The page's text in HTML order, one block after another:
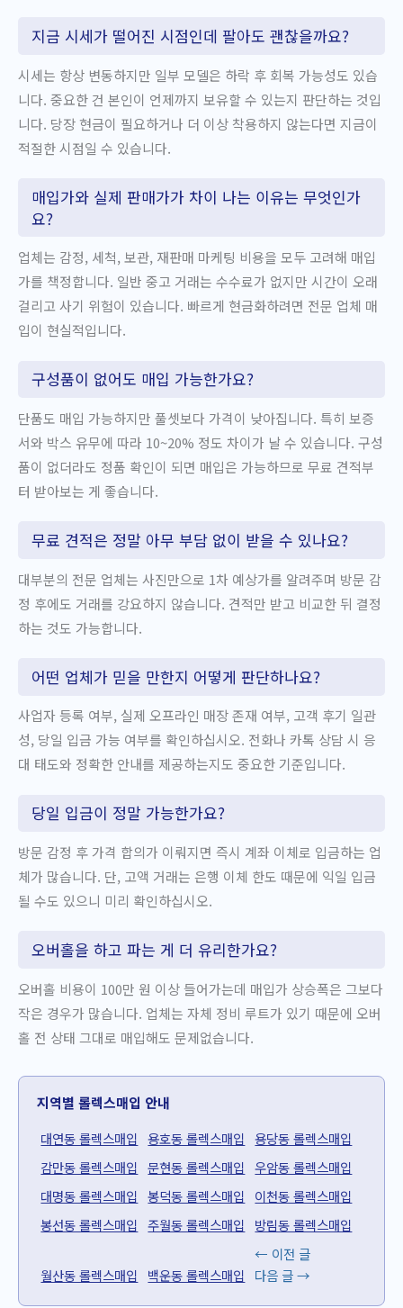
지금 시세가 떨어진 시점인데 팔아도 괜찮을까요?
시세는 항상 변동하지만 일부 모델은 하락 후 회복 가능성도 있습
니다. 중요한 건 본인이 언제까지 보유할 수 있는지 판단하는 것입
니다. 당장 현금이 필요하거나 더 이상 착용하지 않는다면 지금이
적절한 시점일 수 있습니다.
매입가와 실제 판매가가 차이 나는 이유는 무엇인가
요?
업체는 감정, 세척, 보관, 재판매 마케팅 비용을 모두 고려해 매입
가를 책정합니다. 일반 중고 거래는 수수료가 없지만 시간이 오래
걸리고 사기 위험이 있습니다. 빠르게 현금화하려면 전문 업체 매
입이 현실적입니다.
구성품이 없어도 매입 가능한가요?
단품도 매입 가능하지만 풀셋보다 가격이 낮아집니다. 특히 보증
서와 박스 유무에 따라 10~20% 정도 차이가 날 수 있습니다. 구성
품이 없더라도 정품 확인이 되면 매입은 가능하므로 무료 견적부
터 받아보는 게 좋습니다.
무료 견적은 정말 아무 부담 없이 받을 수 있나요?
대부분의 전문 업체는 사진만으로 1차 예상가를 알려주며 방문 감
정 후에도 거래를 강요하지 않습니다. 견적만 받고 비교한 뒤 결정
하는 것도 가능합니다.
어떤 업체가 믿을 만한지 어떻게 판단하나요?
사업자 등록 여부, 실제 오프라인 매장 존재 여부, 고객 후기 일관
성, 당일 입금 가능 여부를 확인하십시오. 전화나 카톡 상담 시 응
대 태도와 정확한 안내를 제공하는지도 중요한 기준입니다.
당일 입금이 정말 가능한가요?
방문 감정 후 가격 합의가 이뤄지면 즉시 계좌 이체로 입금하는 업
체가 많습니다. 단, 고액 거래는 은행 이체 한도 때문에 익일 입금
될 수도 있으니 미리 확인하십시오.
오버홀을 하고 파는 게 더 유리한가요?
오버홀 비용이 100만 원 이상 들어가는데 매입가 상승폭은 그보다
작은 경우가 많습니다. 업체는 자체 정비 루트가 있기 때문에 오버
홀 전 상태 그대로 매입해도 문제없습니다.
지역별 롤렉스매입 안내
대연동 롤렉스매입 용호동 롤렉스매입 용당동 롤렉스매입
감만동 롤렉스매입 문현동 롤렉스매입 우암동 롤렉스매입
대명동 롤렉스매입 봉덕동 롤렉스매입
이천동 롤렉스매입
봉선동 롤렉스매입 주월동 롤렉스매입 방림동 롤렉스매입
월산동 롤렉스매입 백운동 롤렉스매입
← 이전 글
다음 글→